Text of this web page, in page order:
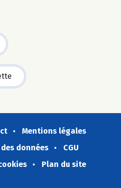
Mentions légales
données
CGU
Plan du site